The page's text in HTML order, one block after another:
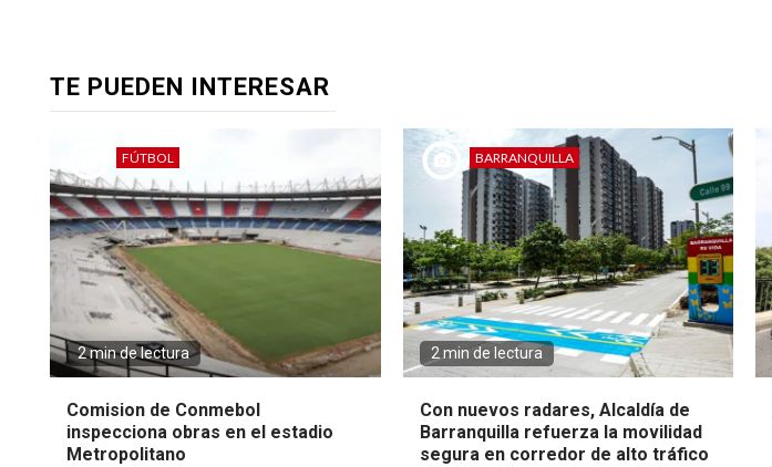
TE PUEDEN INTERESAR
FÚTBOL
2 min de lectura
Comision de Conmebol
inspecciona obras en el estadio
Metropolitano
BARRANQUILLA
2 min de lectura
Con nuevos radares, Alcaldía de
Barranquilla refuerza la movilidad
segura en corredor de alto tráfico